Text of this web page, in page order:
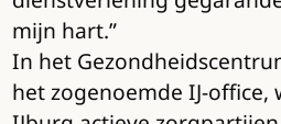
mijn hart.”
In het
het zogenoemde IJ-office,